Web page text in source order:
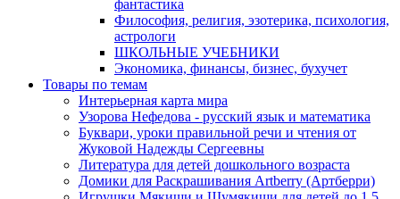
фантастика
Философия, религия, эзотерика, психология,
астрологи
ШКОЛЬНЫЕ УЧЕБНИКИ
Экономика, финансы, бизнес, бухучет
Товары по темам
Интерьерная карта мира
Узорова Нефедова - русский язык и математика
Буквари, уроки правильной речи и чтения от
Жуковой Надежды Сергеевны
Литература для детей дошкольного возраста
Домики для Раскрашивания Artberry (Артберри)